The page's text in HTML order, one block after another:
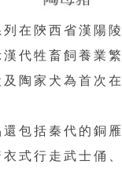
在陝西省漢陽
代牲畜飼養業
陶家犬為首次
包括秦代的銅
式行走武士俑